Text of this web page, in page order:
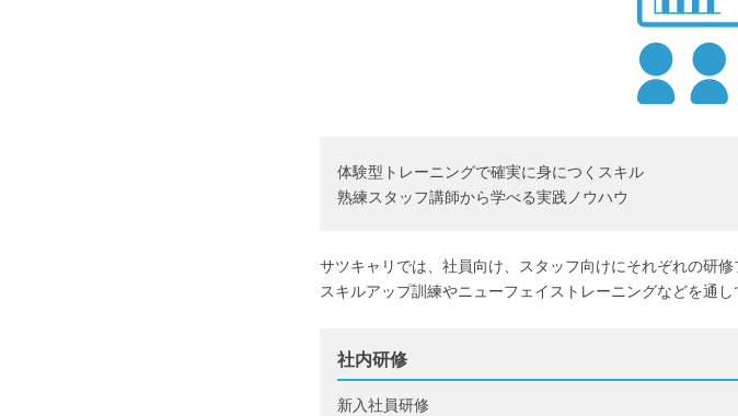
体験型トレーニングで確実に身につくスキル
熟練スタッフ講師から学べる実践ノウハウ
サツキャリでは、社員向け、スタッフ向けにそれぞれの研修
スキルアップ訓練やニューフェイストレーニングなどを通し
社内研修
新⼊社員研修